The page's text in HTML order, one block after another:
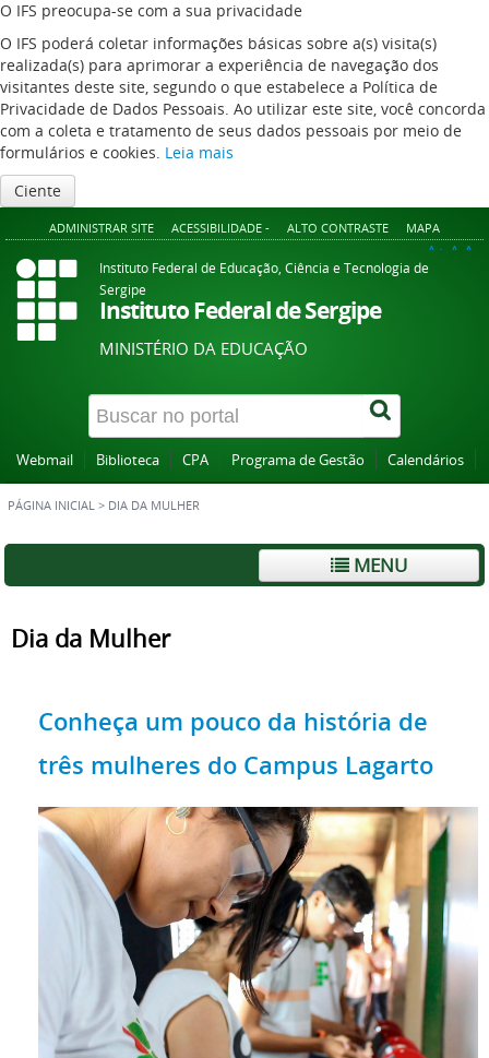
O IFS preocupa-se com a sua privacidade
O IFS poderá coletar informações básicas sobre a(s) visita(s)
realizada(s) para aprimorar a experiência de navegação dos
visitantes deste site, segundo o que estabelece a Política de
Privacidade de Dados Pessoais. Ao utilizar este site, você concorda
com a coleta e tratamento de seus dados pessoais por meio de
formulários e cookies. Leia mais
Ciente
ADMINISTRAR SITE ACESSIBILIDADE - ALTO CONTRASTE MAPA
A+ A A-
Instituto Federal de Educação, Ciência e Tecnologia de
Sergipe
Instituto Federal de Sergipe
MINISTÉRIO DA EDUCAÇÃO
Webmail Biblioteca CPA Programa de Gestão Calendários
PÁGINA INICIAL > DIA DA MULHER
MENU
Dia da Mulher
Conheça um pouco da história de
três mulheres do Campus Lagarto